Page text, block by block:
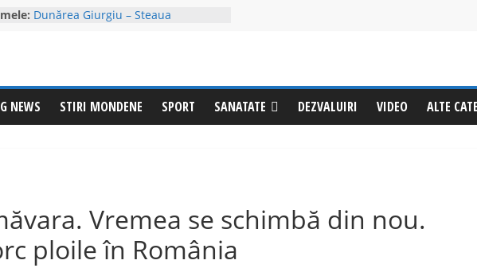
giurgiuveni: l-ați văzut? Sunați
O tânără din Frătești a fost
agresată de concubin, deși avea un
ordin de protecție împotriva
NEWS STIRI MONDENE SPORT SANATATE DEZVALUIRI VIDEO ALTE
Vremea se schimbă din nou.
ploile în România